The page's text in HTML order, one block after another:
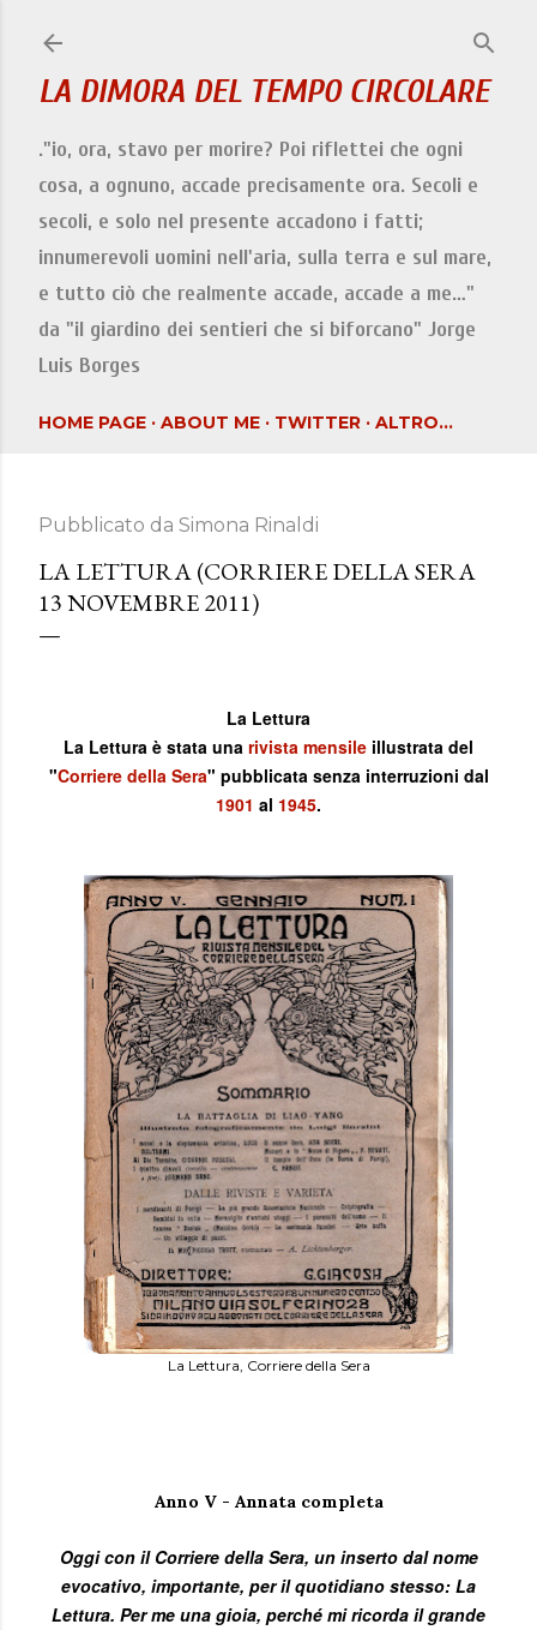
LA DIMORA DEL TEMPO CIRCOLARE
."io, ora, stavo per morire? Poi riflettei che ogni
cosa, a ognuno, accade precisamente ora. Secoli e
secoli, e solo nel presente accadono i fatti;
innumerevoli uomini nell'aria, sulla terra e sul mare,
e tutto ciò che realmente accade, accade a me…"
da "il giardino dei sentieri che si biforcano" Jorge
Luis Borges
HOME PAGE ABOUT ME TWITTER ALTRO…
Pubblicato da Simona Rinaldi
LA LETTURA (CORRIERE DELLA SERA
13 NOVEMBRE 2011)
La Lettura
La Lettura è stata una rivista mensile illustrata del
"Corriere della Sera" pubblicata senza interruzioni dal
1901 al 1945.
La Lettura, Corriere della Sera
Anno V - Annata completa
Oggi con il Corriere della Sera, un inserto dal nome
evocativo, importante, per il quotidiano stesso: La
Lettura. Per me una gioia, perché mi ricorda il grande